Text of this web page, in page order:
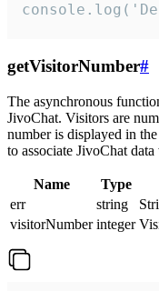
getVisitorNumber#
The asynchronous
JivoChat. Visitors are
number is displayed in
to associate JivoChat
Name Type
err
string
visitorNumber integer